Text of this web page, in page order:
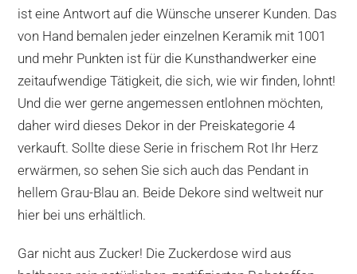
ist eine Antwort auf die Wünsche unserer Kunden. Das
von Hand bemalen jeder einzelnen Keramik mit 1001
und mehr Punkten ist für die Kunsthandwerker eine
zeitaufwendige Tätigkeit, die sich, wie wir finden, lohnt!
Und die wer gerne angemessen entlohnen möchten,
daher wird dieses Dekor in der Preiskategorie 4
verkauft. Sollte diese Serie in frischem Rot Ihr Herz
erwärmen, so sehen Sie sich auch das Pendant in
hellem Grau-Blau an. Beide Dekore sind weltweit nur
hier bei uns erhältlich.
Gar nicht aus Zucker! Die Zuckerdose wird aus